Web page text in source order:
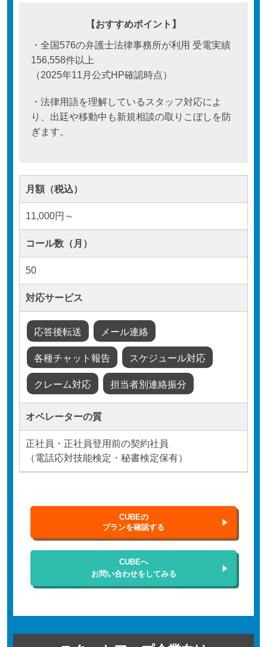
【おすすめポイント】
・全国576の弁護士法律事務所が利用 受電実績
156,558件以上
（2025年11月公式HP確認時点）
・法律用語を理解しているスタッフ対応によ
り、出廷や移動中も新規相談の取りこぼしを防
ぎます。
月額（税込）
11,000円～
コール数（月）
50
対応サービス
応答後転送 メール連絡
各種チャット報告 スケジュール対応
クレーム対応 担当者別連絡振分
オペレーターの質
正社員・正社員登用前の契約社員
（電話応対技能検定・秘書検定保有）
CUBEの
プランを確認する
CUBEへ
お問い合わせをしてみる